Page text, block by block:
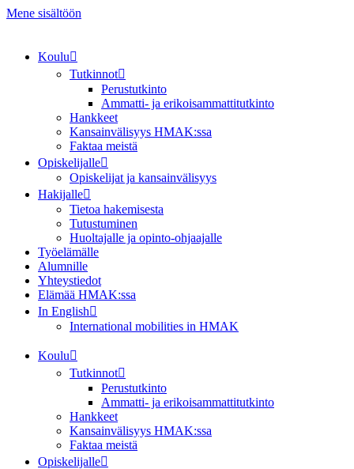
Mene sisältöön
Koulu
Tutkinnot
Perustutkinto
Ammatti- ja erikoisammattitutkinto
Hankkeet
Kansainvälisyys HMAK:ssa
Faktaa meistä
Opiskelijalle
Opiskelijat ja kansainvälisyys
Hakijalle
Tietoa hakemisesta
Tutustuminen
Huoltajalle ja opinto-ohjaajalle
Työelämälle
Alumnille
Yhteystiedot
Elämää HMAK:ssa
In English
International mobilities in HMAK
Koulu
Tutkinnot
Perustutkinto
Ammatti- ja erikoisammattitutkinto
Hankkeet
Kansainvälisyys HMAK:ssa
Faktaa meistä
Opiskelijalle